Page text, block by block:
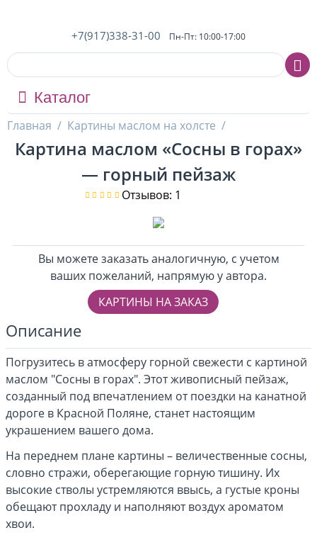
+7(917)338-31-00 Пн-Пт: 10:00-17:00
Каталог
Главная / Картины маслом на холсте /
Картина маслом «Сосны в горах»
— горный пейзаж
Отзывов: 1
Вы можете заказать аналогичную, с учетом
ваших пожеланий, напрямую у автора.
КАРТИНЫ НА ЗАКАЗ
Описание
Погрузитесь в атмосферу горной свежести с картиной
маслом "Сосны в горах". Этот живописный пейзаж,
созданный под впечатлением от поездки на канатной
дороге в Красной Поляне, станет настоящим
украшением вашего дома.
На переднем плане картины – величественные сосны,
словно стражи, оберегающие горную тишину. Их
высокие стволы устремляются ввысь, а густые кроны
обещают прохладу и наполняют воздух ароматом
хвои.